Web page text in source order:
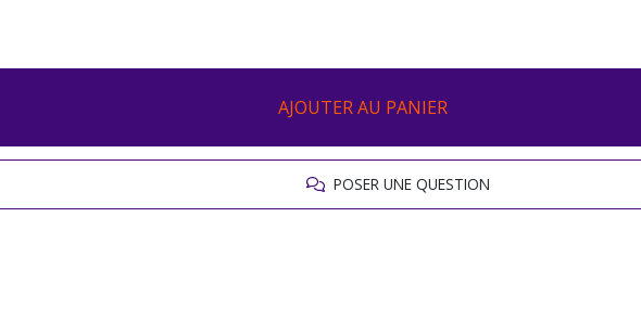
AJOUTER AU PANIER
POSER UNE QUESTION